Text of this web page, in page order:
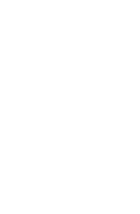
platform/manifest